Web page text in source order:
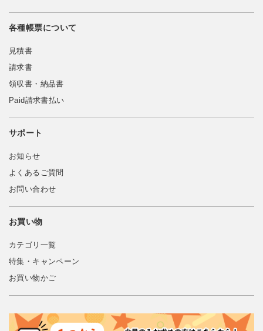
各種帳票について
見積書
請求書
領収書・納品書
Paid請求書払い
サポート
お知らせ
よくあるご質問
お問い合わせ
お買い物
カテゴリ一覧
特集・キャンペーン
お買い物かご